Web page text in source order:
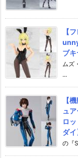
【
ブ
ムズ
...
【
ュ
ロ
ダ
の『